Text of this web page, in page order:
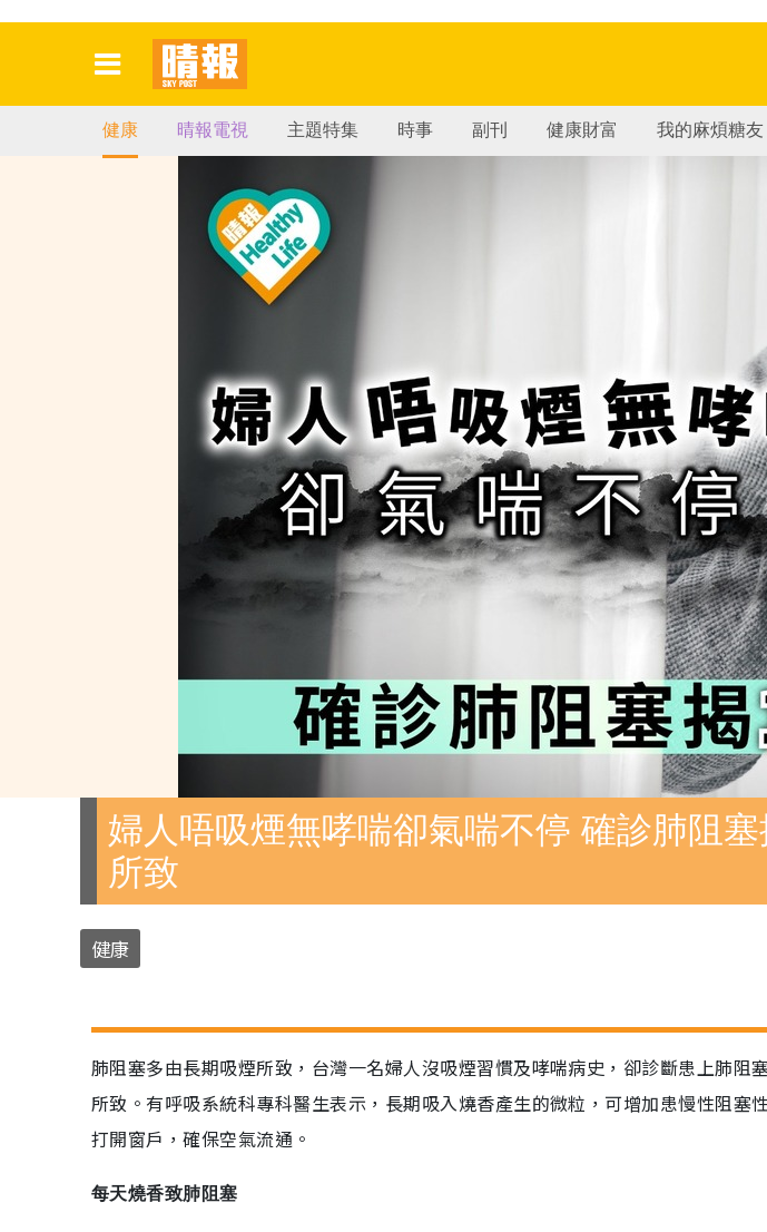
健康 晴報電視 主題特集 時事 副刊 健康財富 我的麻煩糖友
婦人唔吸煙無哮喘卻氣喘不停 確診肺阻
所致
健康
肺阻塞多由長期吸煙所致，台灣一名婦人沒吸煙習慣及哮喘病史，卻診斷患上肺阻
所致。有呼吸系統科專科醫生表示，長期吸入燒香產生的微粒，可增加患慢性阻塞
打開窗戶，確保空氣流通。
每天燒香致肺阻塞